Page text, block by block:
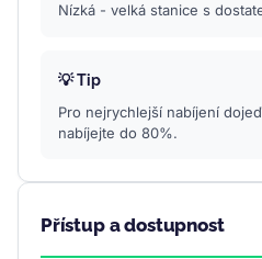
Nízká - velká stanice s
💡 Tip
Pro nejrychlejší nabíjení
nabíjejte do 80%.
Přístup a dostupnost